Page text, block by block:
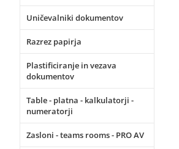
Uničevalniki dokumentov
Razrez papirja
Plastificiranje in vezava
dokumentov
Table - platna - kalkulatorji -
numeratorji
Zasloni - teams rooms - PRO AV